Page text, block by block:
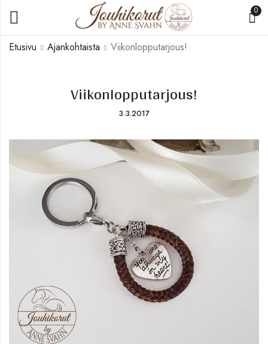
0
Etusivu Ajankohtaista Viikonlopputarjous!
Viikonlopputarjous!
3.3.2017